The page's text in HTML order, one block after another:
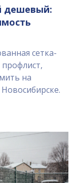
дешевый:
сетка-
на